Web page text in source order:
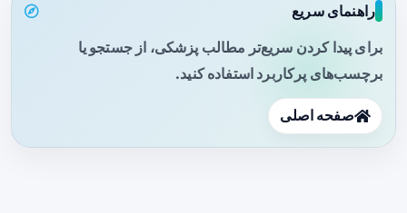
راهنمای سریع
برای پیدا کردن سریع‌تر مطالب پزشکی، از جستجو یا
برچسب‌های پرکاربرد استفاده کنید.
صفحه اصلی